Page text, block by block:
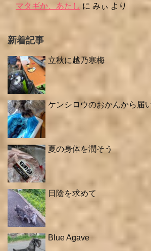
マタギか、あたし に みぃ より
新着記事
立秋に越乃寒梅
ケンシロウのおかんから届
夏の身体を潤そう
日陰を求めて
Blue Agave